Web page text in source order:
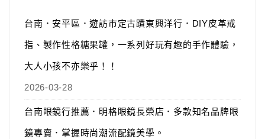
台南．安平區．遊訪市定古蹟東興洋行．DIY皮革戒
指、製作性格糖果罐，一系列好玩有趣的手作體驗，
大人小孩不亦樂乎！！
2026-03-28
台南眼鏡行推薦．明格眼鏡長榮店．多款知名品牌眼
鏡專賣．掌握時尚潮流配鏡美學。